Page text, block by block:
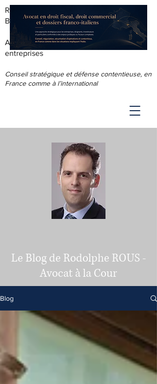
RODOLPHE ROUS - AVOCAT AU
BARREAU DE LYON
Accompagnement juridique & fiscal des
entreprises
Conseil stratégique et défense contentieuse, en
France comme à l’international
Le Blog de Rodolphe ROUS -
Avocat à la Cour
Blog